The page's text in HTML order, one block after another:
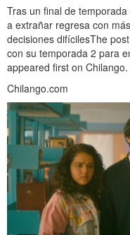
Tras un final de
a extrañar regresa con
decisiones difícilesThe
con su temporada 2 para
appeared first on Chilango.
Chilango.com